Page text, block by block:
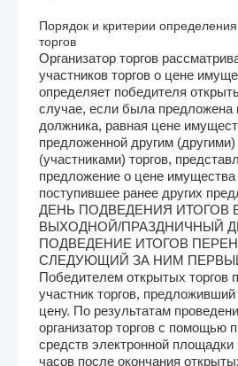
Порядок и критерии
торгов
Организатор торгов
участников торгов о цене
определяет победителя
случае, если была предложена
должника, равная цене
предложенной другим
(участниками) торгов,
предложение о цене
поступившее ранее других
ДЕНЬ ПОДВЕДЕНИЯ ИТОГОВ
ВЫХОДНОЙ/ПРАЗДНИЧНЫЙ
ПОДВЕДЕНИЕ ИТОГОВ
СЛЕДУЮЩИЙ ЗА НИМ
Победителем открытых торгов
участник торгов,
цену. По результатам
организатор торгов с помощью
средств электронной площадки
часов после окончания